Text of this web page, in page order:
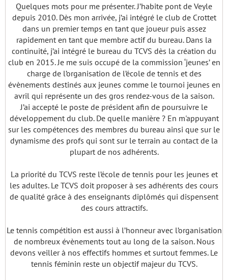
Quelques mots pour me présenter. J’habite pont de Veyle
depuis 2010. Dès mon arrivée, j’ai intégré le club de Crottet
dans un premier temps en tant que joueur puis assez
rapidement en tant que membre actif du bureau. Dans la
continuité, j’ai intégré le bureau du TCVS dès la création du
club en 2015. Je me suis occupé de la commission ‘jeunes’ en
charge de l’organisation de l’école de tennis et des
évènements destinés aux jeunes comme le tournoi jeunes en
avril qui représente un des gros rendez-vous de la saison.
J’ai accepté le poste de président afin de poursuivre le
développement du club. De quelle manière ? En m'appuyant
sur les compétences des membres du bureau ainsi que sur le
dynamisme des profs qui sont sur le terrain au contact de la
plupart de nos adhérents.
La priorité du TCVS reste l’école de tennis pour les jeunes et
les adultes. Le TCVS doit proposer à ses adhérents des cours
de qualité grâce à des enseignants diplômés qui dispensent
des cours attractifs.
Le tennis compétition est aussi à l’honneur avec l’organisation
de nombreux évènements tout au long de la saison. Nous
devons veiller à nos effectifs hommes et surtout femmes. Le
tennis féminin reste un objectif majeur du TCVS.